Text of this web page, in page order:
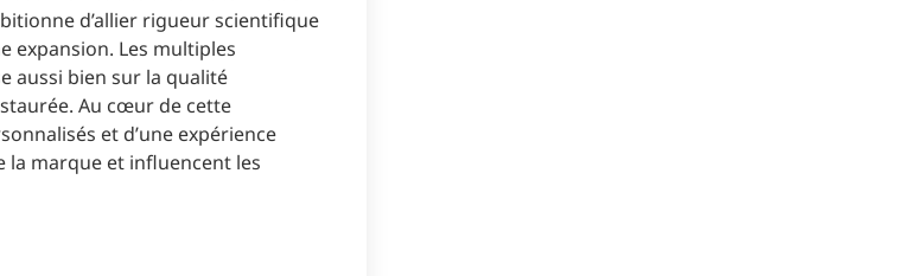
d’allier rigueur scientifique
expansion. Les multiples
aussi bien sur la qualité
Au cœur de cette
et d’une expérience
la marque et influencent les